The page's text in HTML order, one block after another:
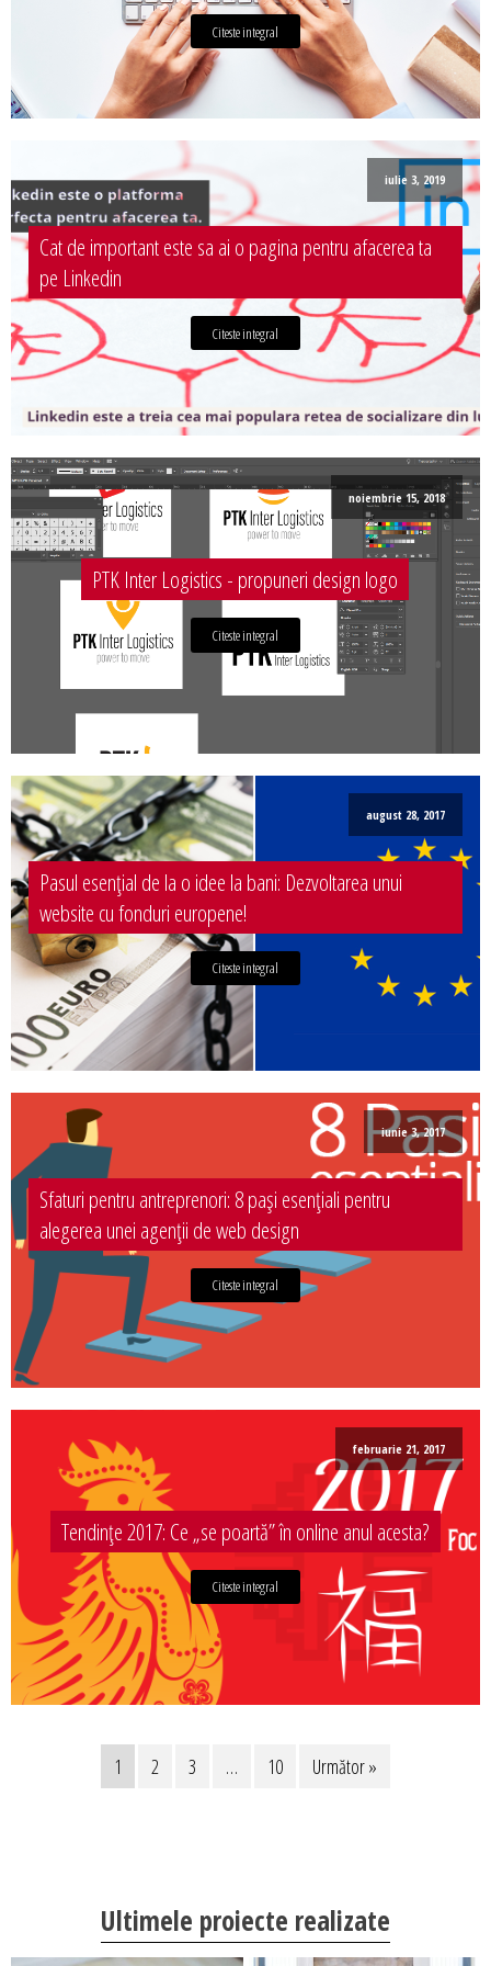
Citeste integral
iulie 3, 2019
Cat de important este sa ai o pagina pentru afacerea ta
pe Linkedin
Citeste integral
noiembrie 15, 2018
PTK Inter Logistics - propuneri design logo
Citeste integral
august 28, 2017
Pasul esențial de la o idee la bani: Dezvoltarea unui
website cu fonduri europene!
Citeste integral
iunie 3, 2017
Sfaturi pentru antreprenori: 8 pași esențiali pentru
alegerea unei agenții de web design
Citeste integral
februarie 21, 2017
Tendințe 2017: Ce „se poartă” în online anul acesta?
Citeste integral
1 2 3 … 10 Următor »
Ultimele proiecte realizate